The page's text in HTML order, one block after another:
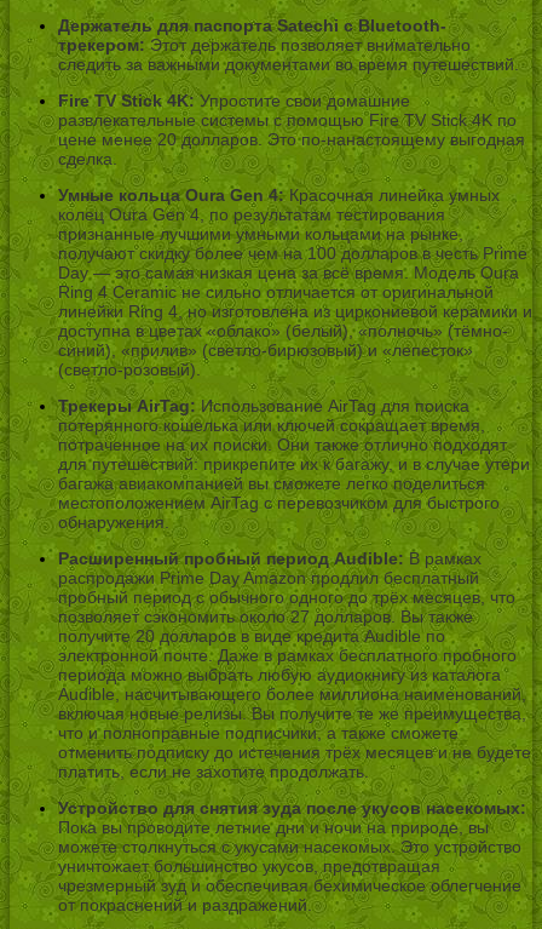
Держатель для паспорта Satechi с Bluetooth-
трекером: Этот держатель позволяет внимательно
следить за важными документами во время путешествий.
Fire TV Stick 4K:Упростите свои домашние
развлекательные системы с помощью Fire TV Stick 4K по
цене менее 20 долларов. Это по-нанастоящему выгодная
сделка.
Умные кольца Oura Gen 4:Красочная линейка умных
колец Oura Gen 4, по результатам тестирования
признанные лучшими умными кольцами на рынке,
получают скидку более чем на 100 долларов в честь Prime
Day — это самая низкая цена за всё время. Модель Oura
Ring 4 Ceramic не сильно отличается от оригинальной
линейки Ring 4, но изготовлена из циркониевой керамики и
доступна в цветах «облако» (белый), «полночь» (тёмно-
синий), «прилив» (светло-бирюзовый) и «лепесток»
(светло-розовый).
Трекеры AirTag: Использование AirTag для поиска
потерянного кошелька или ключей сокращает время,
потраченное на их поиски. Они также отлично подходят
для путешествий: прикрепите их к багажу, и в случае утери
багажа авиакомпанией вы сможете легко поделиться
местоположением AirTag с перевозчиком для быстрого
обнаружения.
Расширенный пробный период Audible: В рамках
распродажи Prime Day Amazon продлил бесплатный
пробный период с обычного одного до трёх месяцев, что
позволяет сэкономить около 27 долларов. Вы также
получите 20 долларов в виде кредита Audible по
электронной почте. Даже в рамках бесплатного пробного
периода можно выбрать любую аудиокнигу из каталога
Audible, насчитывающего более миллиона наименований,
включая новые релизы. Вы получите те же преимущества,
что и полноправные подписчики, а также сможете
отменить подписку до истечения трёх месяцев и не будете
платить, если не захотите продолжать.
Устройство для снятия зуда после укусов насекомых:
Пока вы проводите летние дни и ночи на природе, вы
можете столкнуться с укусами насекомых. Это устройство
уничтожает большинство укусов, предотвращая
чрезмерный зуд и обеспечивая бехимическое облегчение
от покраснений и раздражений.